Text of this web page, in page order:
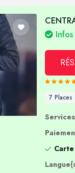
Infos
7 Places